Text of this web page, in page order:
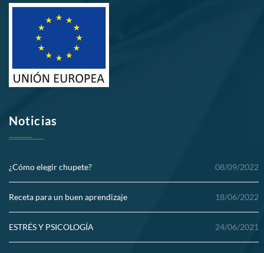
Noticias
¿Cómo elegir chupete? 08/09/2022
Receta para un buen aprendizaje 18/06/2022
ESTRÉS Y PSICOLOGÍA 24/06/2021